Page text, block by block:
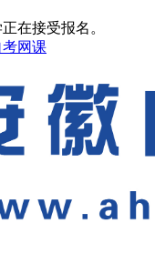
在接受报名。
考网课